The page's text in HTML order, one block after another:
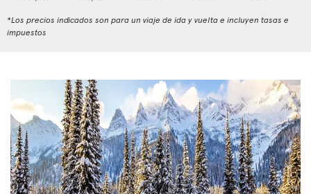
*Los precios indicados son para un viaje de ida y vuelta e incluyen tasas e
impuestos